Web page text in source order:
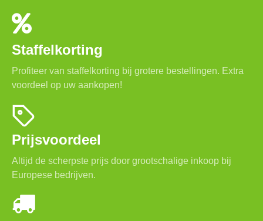
Staffelkorting
Profiteer van staffelkorting bij grotere bestellingen. Extra
voordeel op uw aankopen!
Prijsvoordeel
Altijd de scherpste prijs door grootschalige inkoop bij
Europese bedrijven.